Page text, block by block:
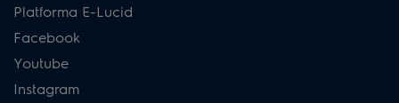
Platforma E-Lucid
Facebook
Youtube
Instagram